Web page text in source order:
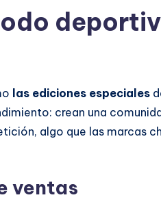
las ediciones especiales
crean una
algo que las marcas
ventas